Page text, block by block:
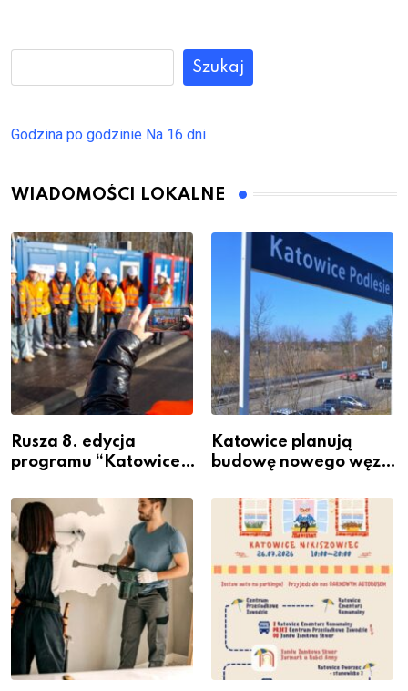
Szukaj
Godzina po godzinie Na 16 dni
WIADOMOŚCI LOKALNE
Rusza 8. edycja
programu “Katowice
– nabór dla
przedsiębiorców
Katowice planują
budowę nowego węzła
Podlesiu